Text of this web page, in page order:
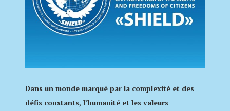
Dans un monde marqué par la complexité et des
défis constants, l’humanité et les valeurs